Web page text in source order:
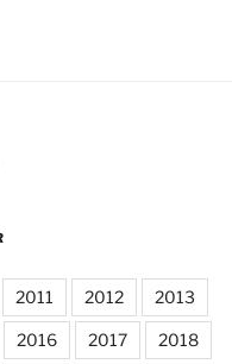
2011 2012 2013
2016 2017 2018